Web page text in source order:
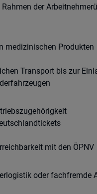
der
medizinischen Produkten
Transport bis zur
mit den ÖPNV
oder